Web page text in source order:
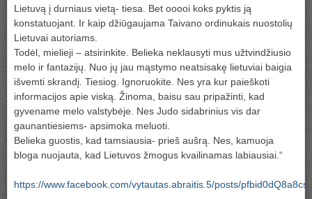
Lietuvą į durniaus vietą- tiesa. Bet ooooi koks pyktis ją
konstatuojant. Ir kaip džiūgaujama Taivano ordinukais nuostolių
Lietuvai autoriams.
Todėl, mielieji – atsirinkite. Belieka neklausyti mus užtvindžiusio
melo ir fantazijų. Nuo jų jau mąstymo neatsisakę lietuviai baigia
išvemti skrandį. Tiesiog. Ignoruokite. Nes yra kur paieškoti
informacijos apie viską. Žinoma, baisu sau pripažinti, kad
gyvename melo valstybėje. Nes Judo sidabrinius vis dar
gaunantiesiems- apsimoka meluoti.
Belieka guostis, kad tamsiausia- prieš aušrą. Nes, kamuoja
bloga nuojauta, kad Lietuvos žmogus kvailinamas labiausiai.“
https://www.facebook.com/vytautas.abraitis.5/posts/